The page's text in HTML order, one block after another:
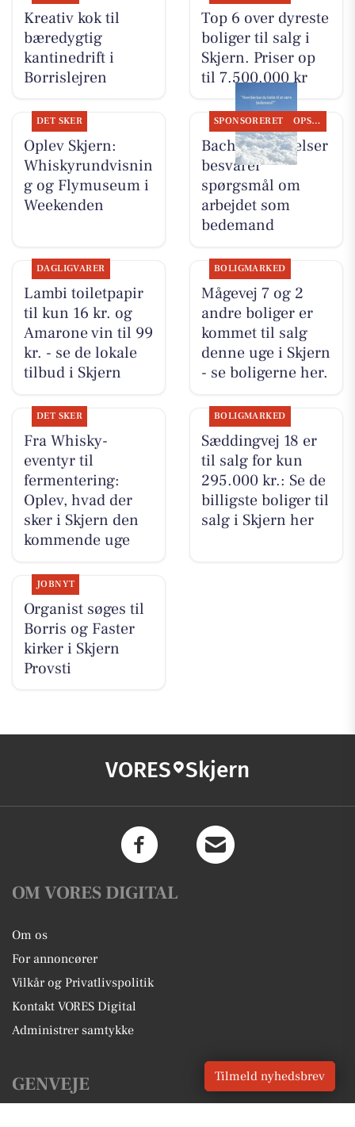
Kreativ kok til
bæredygtig
kantinedrift i
Borrislejren
Top 6 over dyreste
boliger til salg i
Skjern. Priser op
til 7.500.000 kr
DET SKER
Oplev Skjern:
Whiskyrundvisnin
g og Flymuseum i
Weekenden
SPONSORERET OPSLAGSTAVLEN
Bachs Begravelser
besvarer
spørgsmål om
arbejdet som
bedemand
DAGLIGVARER
Lambi toiletpapir
til kun 16 kr. og
Amarone vin til 99
kr. - se de lokale
tilbud i Skjern
BOLIGMARKED
Mågevej 7 og 2
andre boliger er
kommet til salg
denne uge i Skjern
- se boligerne her.
DET SKER
Fra Whisky-
eventyr til
fermentering:
Oplev, hvad der
sker i Skjern den
kommende uge
BOLIGMARKED
Sæddingvej 18 er
til salg for kun
295.000 kr.: Se de
billigste boliger til
salg i Skjern her
JOBNYT
Organist søges til
Borris og Faster
kirker i Skjern
Provsti
VORES Skjern
OM VORES DIGITAL
Om os
For annoncører
Vilkår og Privatlivspolitik
Kontakt VORES Digital
Administrer samtykke
GENVEJE Tilmeld nyhedsbrev